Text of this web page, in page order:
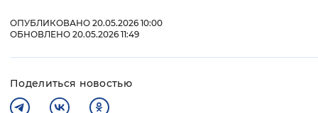
ОПУБЛИКОВАНО 20.05.2026 10:00
ОБНОВЛЕНО 20.05.2026 11:49
Поделиться новостью